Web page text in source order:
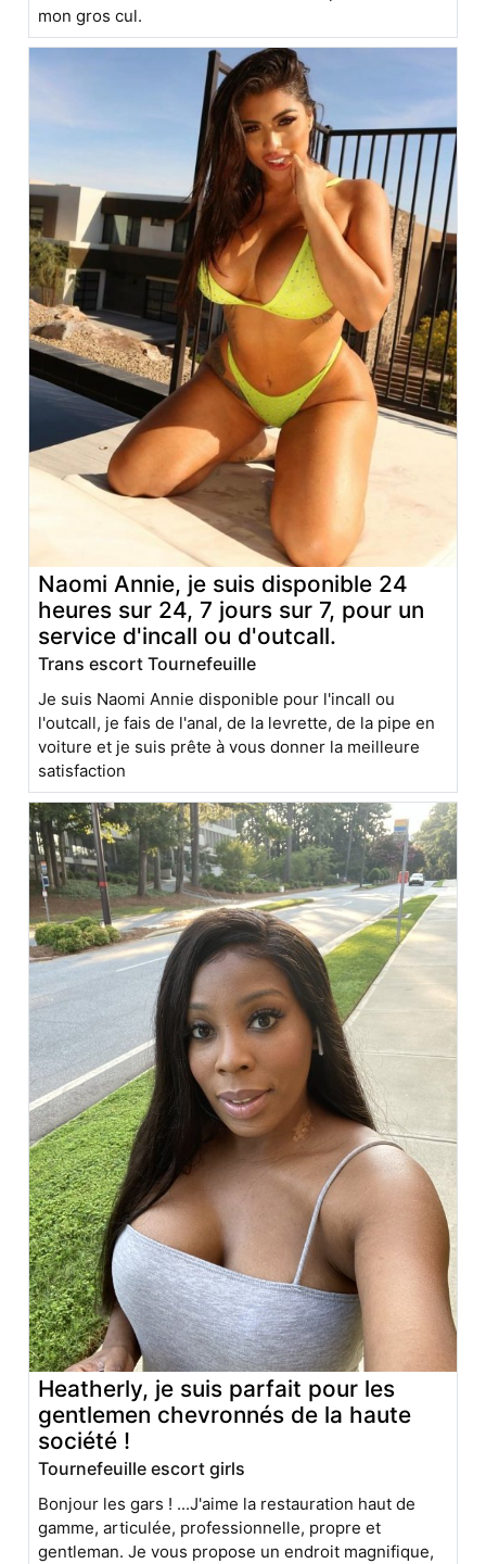
mon gros cul.
Naomi Annie, je suis disponible 24
heures sur 24, 7 jours sur 7, pour un
service d'incall ou d'outcall.
Trans escort Tournefeuille
Je suis Naomi Annie disponible pour l'incall ou
l'outcall, je fais de l'anal, de la levrette, de la pipe en
voiture et je suis prête à vous donner la meilleure
satisfaction
Heatherly, je suis parfait pour les
gentlemen chevronnés de la haute
société !
Tournefeuille escort girls
Bonjour les gars ! ...J'aime la restauration haut de
gamme, articulée, professionnelle, propre et
gentleman. Je vous propose un endroit magnifique,